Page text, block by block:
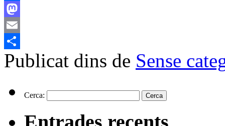
Facebook
Mastodon
Email
Comparteix
Publicat dins de Sense
Cerca: